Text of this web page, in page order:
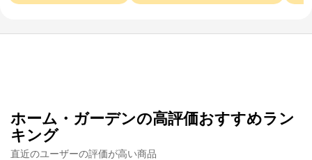
ホーム・ガーデンの高評価おすすめラン
キング
直近のユーザーの評価が高い商品